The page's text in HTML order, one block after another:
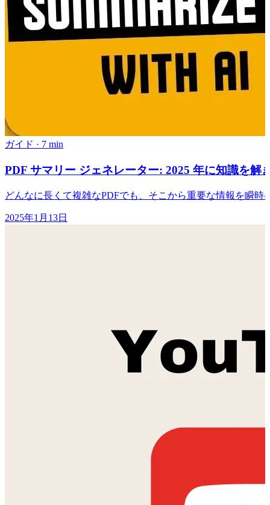
ガイド · 7 min
PDF サマリー ジェネレーター: 2025 年に知識を解
どんなに長くて複雑なPDFでも、そこから重要な情報を瞬
2025年1月13日